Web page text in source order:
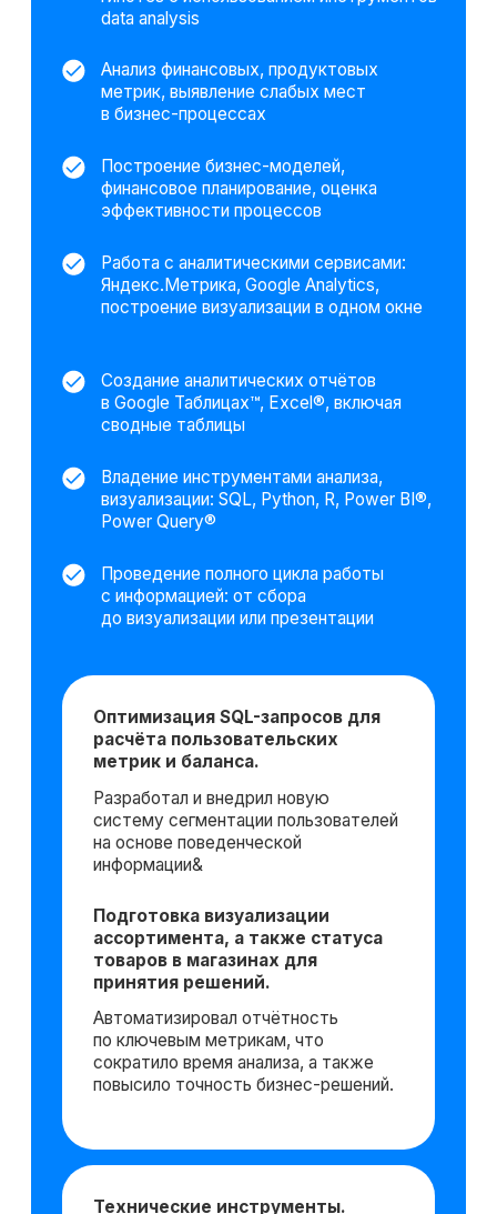
Эти компетенции были отобраны на основе
анализа более 2500 вакансий на hh.ru.
ChatGPT
PromptCowboy
Хотите понять,
данная
профессия?